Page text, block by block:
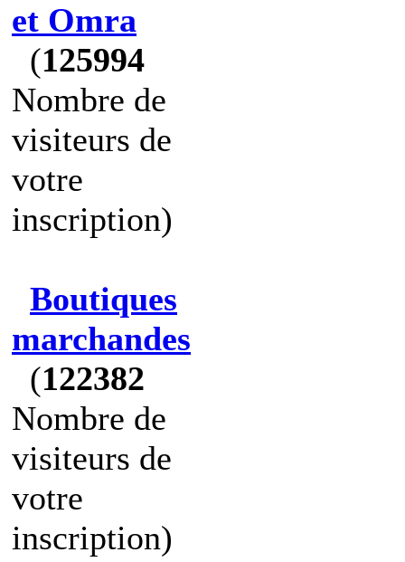
et Omra
(125994
Nombre de
visiteurs de
votre
inscription)
Boutiques
marchandes
(122382
Nombre de
visiteurs de
votre
inscription)